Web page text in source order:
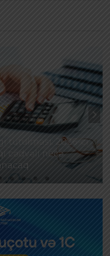
tutulması: 2026-cı
cədvəli necə